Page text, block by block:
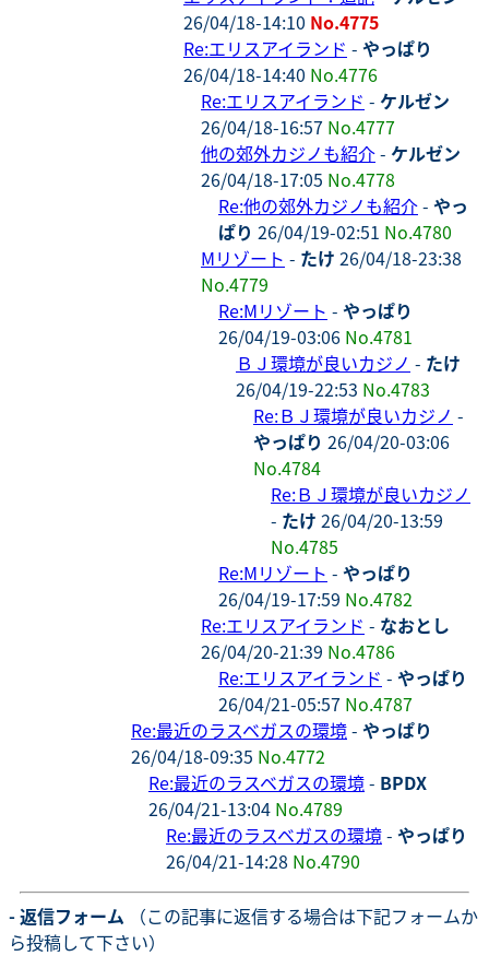
26/04/18-14:10 No.4775
Re:エリスアイランド - やっぱり
26/04/18-14:40 No.4776
Re:エリスアイランド - ケルゼン
26/04/18-16:57 No.4777
他の郊外カジノも紹介- ケルゼン
26/04/18-17:05 No.4778
Re:他の郊外カジノも紹介- やっ
ぱり 26/04/19-02:51 No.4780
Mリゾート - たけ 26/04/18-23:38
No.4779
Re:Mリゾート - やっぱり
26/04/19-03:06 No.4781
ＢＪ環境が良いカジノ - たけ
26/04/19-22:53 No.4783
Re:ＢＪ環境が良いカジノ -
やっぱり 26/04/20-03:06
No.4784
Re:ＢＪ環境が良いカジノ
- たけ 26/04/20-13:59
No.4785
Re:Mリゾート - やっぱり
26/04/19-17:59 No.4782
Re:エリスアイランド - なおとし
26/04/20-21:39 No.4786
Re:エリスアイランド - やっぱり
26/04/21-05:57 No.4787
Re:最近のラスベガスの環境- やっぱり
26/04/18-09:35 No.4772
Re:最近のラスベガスの環境- BPDX
26/04/21-13:04 No.4789
Re:最近のラスベガスの環境- やっぱり
26/04/21-14:28 No.4790
- 返信フォーム （この記事に返信する場合は下記フォームか
ら投稿して下さい）